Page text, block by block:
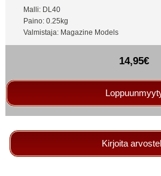
Malli: DL40
Paino: 0.25kg
Valmistaja: Magazine Models
14,95€
Kirjoita